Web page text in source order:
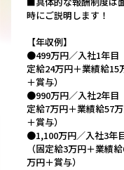
時にご説明します！
【年収例】
●499万円／入社1年目
定給24万円＋業績給15
＋賞与）
●990万円／入社2年目
定給7万円＋業績給57
＋賞与）
●1,100万円／入社3年
（固定給3万円＋業績
万円＋賞与）